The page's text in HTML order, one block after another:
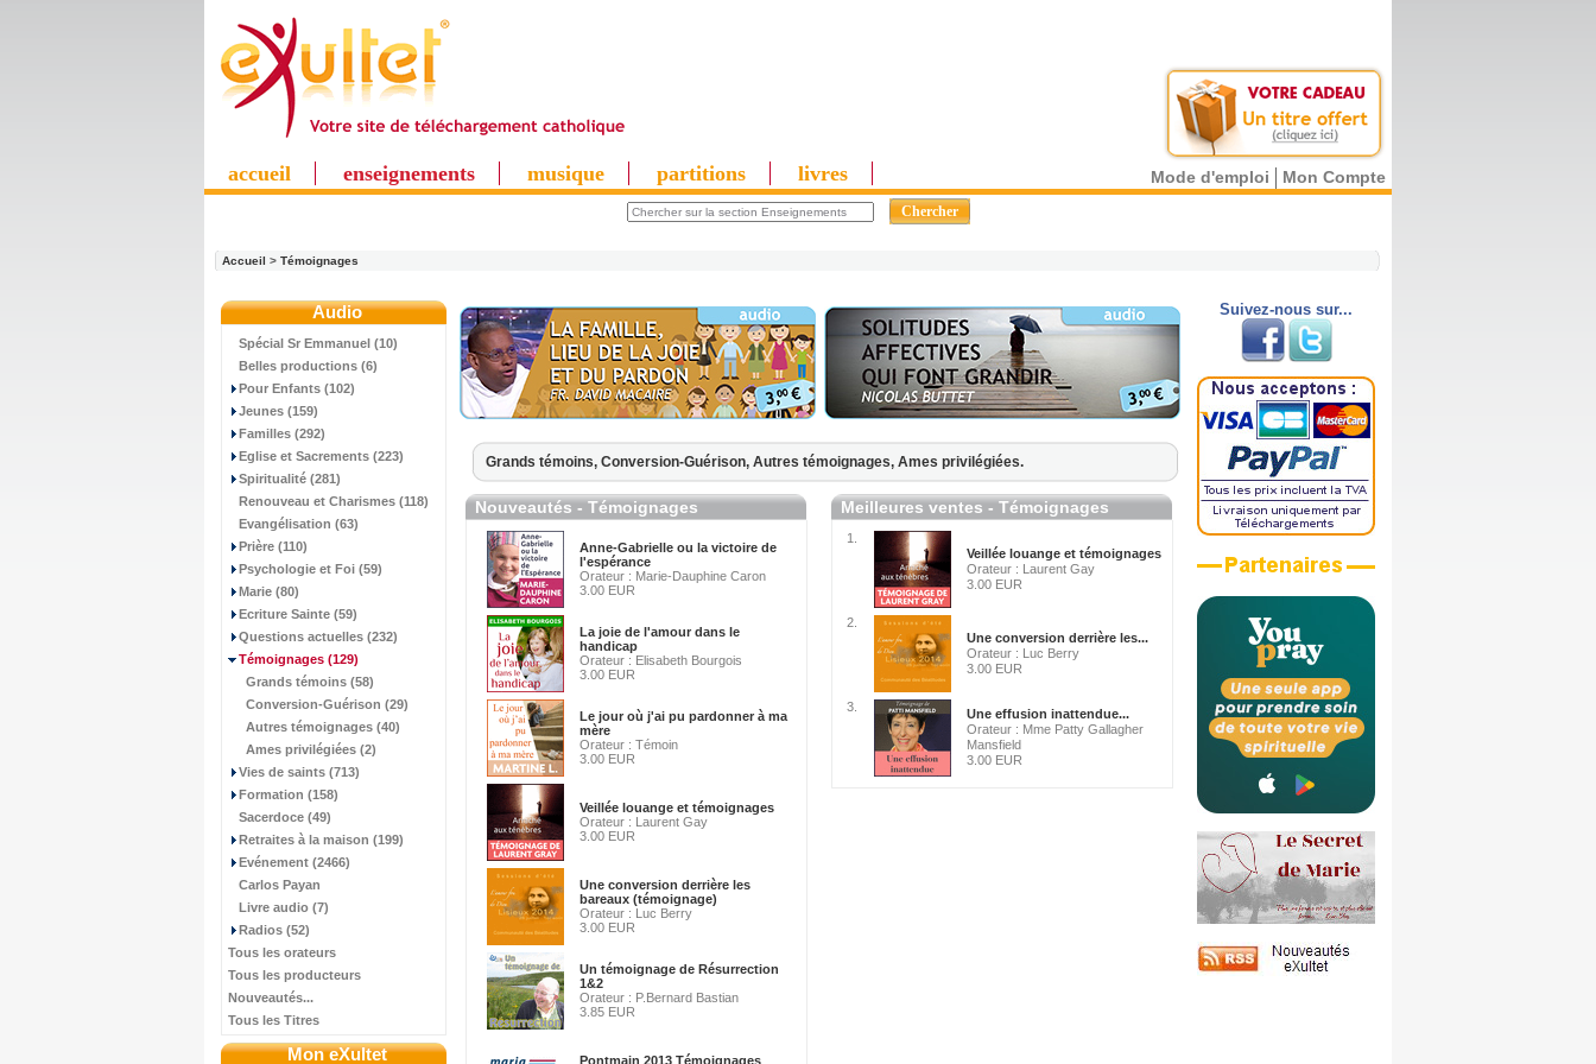
accueil enseignements musique partitions livres Mode d'emploi Mon Compte
Accueil > Témoignages
Audio
Spécial Sr Emmanuel (10)
Belles productions (6)
Pour Enfants (102)
Jeunes (159)
Familles (292)
Eglise et Sacrements (223)
Spiritualité (281)
Renouveau et Charismes (118)
Evangélisation (63)
Prière (110)
Psychologie et Foi (59)
Marie (80)
Ecriture Sainte (59)
Questions actuelles (232)
Témoignages (129)
Grands témoins (58)
Conversion-Guérison (29)
Autres témoignages (40)
Ames privilégiées (2)
Vies de saints (713)
Formation (158)
Sacerdoce (49)
Retraites à la maison (199)
Evénement (2466)
Carlos Payan
Livre audio (7)
Radios (52)
Tous les orateurs
Tous les producteurs
Nouveautés...
Tous les Titres
Mon eXultet
Grands témoins, Conversion-Guérison, Autres témoignages, Ames privilégiées.
Nouveautés - Témoignages
Anne-Gabrielle ou la victoire de
l'espérance
Orateur : Marie-Dauphine Caron
3.00 EUR
La joie de l'amour dans le
handicap
Orateur : Elisabeth Bourgois
3.00 EUR
Le jour où j'ai pu pardonner à ma
mère
Orateur : Témoin
3.00 EUR
Veillée louange et témoignages
Orateur : Laurent Gay
3.00 EUR
Une conversion derrière les
bareaux (témoignage)
Orateur : Luc Berry
3.00 EUR
Un témoignage de Résurrection
1&2
Orateur : P.Bernard Bastian
3.85 EUR
Pontmain 2013 Témoignages
Meilleures ventes - Témoignages
1.
Veillée louange et témoignages
Orateur : Laurent Gay
3.00 EUR
2.
Une conversion derrière les...
Orateur : Luc Berry
3.00 EUR
3.
Une effusion inattendue...
Orateur : Mme Patty Gallagher
Mansfield
3.00 EUR
Suivez-nous sur...